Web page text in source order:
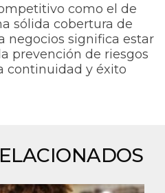
como el de
sólida cobertura de
negocios significa estar
prevención de riesgos
continuidad y éxito